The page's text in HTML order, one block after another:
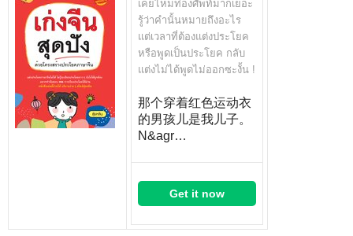
เคยไหมท่องศัพท์มาก็เยอะ
รู้ว่าคำนั้นหมายถึงอะไร
แต่เวลาที่ต้องแต่งประโยค
หรือพูดเป็นประโยค กลับ
แต่งไม่ได้พูดไม่ออกซะงั้น !
那个穿着红色运动衣
的男孩儿是我儿子。
N&agr…
Get it now